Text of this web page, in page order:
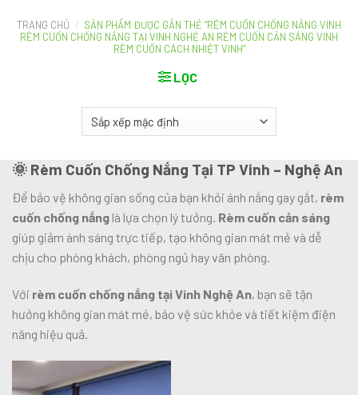
TRANG CHỦ / SẢN PHẨM ĐƯỢC GẮN THẺ “RÈM CUỐN CHỐNG NẮNG VINH
RÈM CUỐN CHỐNG NẮNG TẠI VINH NGHỆ AN RÈM CUỐN CẢN SÁNG VINH
RÈM CUỐN CÁCH NHIỆT VINH”
LỌC
🌞 Rèm Cuốn Chống Nắng Tại TP Vinh – Nghệ An
Để bảo vệ không gian sống của bạn khỏi ánh nắng gay gắt, rèm
cuốn chống nắng là lựa chọn lý tưởng. Rèm cuốn cản sáng
giúp giảm ánh sáng trực tiếp, tạo không gian mát mẻ và dễ
chịu cho phòng khách, phòng ngủ hay văn phòng.
Với rèm cuốn chống nắng tại Vinh Nghệ An, bạn sẽ tận
hưởng không gian mát mẻ, bảo vệ sức khỏe và tiết kiệm điện
năng hiệu quả.